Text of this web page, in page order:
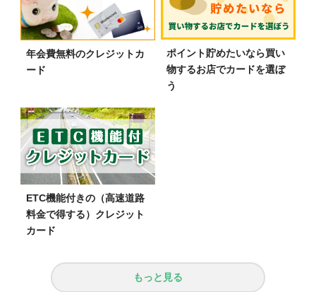
年会費無料のクレジットカ
ード
ポイント貯めたいなら買い
物するお店でカードを選ぼ
う
ETC機能付きの（高速道路
料金で得する）クレジット
カード
もっと見る